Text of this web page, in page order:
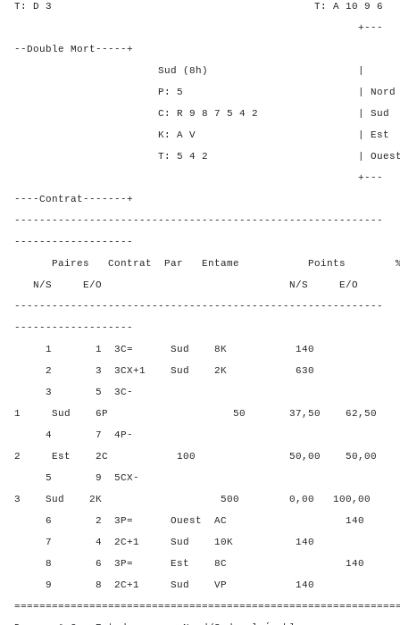
T: D 3 T: A 10
+---
--Double Mort-----+
Sud (8h) | SA P C
P: 5 | Nord - - 3
C: R 9 8 7 5 4 2 | Sud -
K: A V | Est 1 2
T: 5 4 2 | Ouest 1 2
+---
----Contrat-------+
-----------------------------------------------------------
-------------------
Paires Contrat Par Entame Points %
N/S E/O N/S E/O N/
-----------------------------------------------------------
-------------------
1 1 3C= Sud 8K 140
2 3 3CX+1 Sud 2K 630
3 5 3C-
1 Sud 6P 50 37,50 62,50
4 7 4P-
2 Est 2C 100 50,00 50,00
5 9 5CX-
3 Sud 2K 500 0,00 100,00
6 2 3P= Ouest AC 140
7 4 2C+1 Sud 10K 140
8 6 3P= Est 8C 140
9 8 2C+1 Sud VP 140